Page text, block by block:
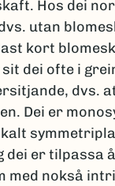
Hos dei
utan
kort
dei ofte i
dvs.
Dei er
dei er tilpassa
med nokså